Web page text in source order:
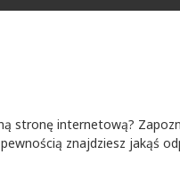
stronę internetową?
znajdziesz jakąś